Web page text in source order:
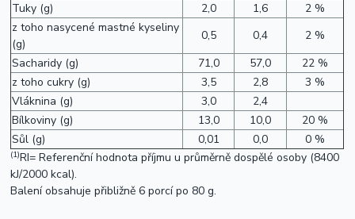
Tuky (g)
2,0 1,6
2 %
z toho nasycené mastné kyseliny
(g)
0,5 0,4
2 %
Sacharidy (g)
71,0 57,0
22 %
z toho cukry (g)
3,5 2,8
3 %
Vláknina (g)
3,0
2,4
Bílkoviny (g)
13,0 10,0
20 %
Sůl (g)
0,01 0,0 0 %
(1)RI= Referenční hodnota příjmu u průměrně dospělé osoby (8400
kJ/2000 kcal).
Balení obsahuje přibližně 6 porcí po 80 g.